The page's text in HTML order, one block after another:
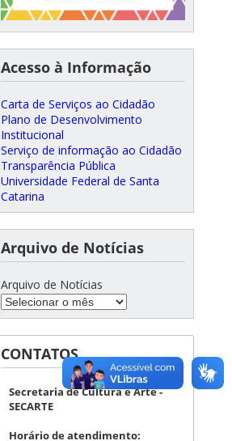
Acesso à Informação
Carta de Serviços ao Cidadão
Plano de Desenvolvimento
Institucional
Serviço de informação ao Cidadão
Transparência Pública
Universidade Federal de Santa
Catarina
Arquivo de Notícias
Arquivo de Notícias
CONTATOS
Secretaria de Cultura e Arte -
SECARTE
Horário de atendimento: